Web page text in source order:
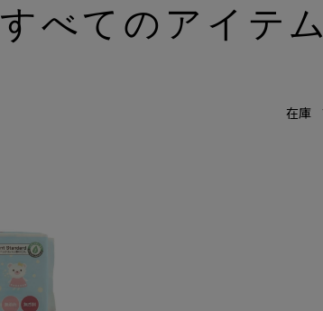
すべてのアイテム
在庫